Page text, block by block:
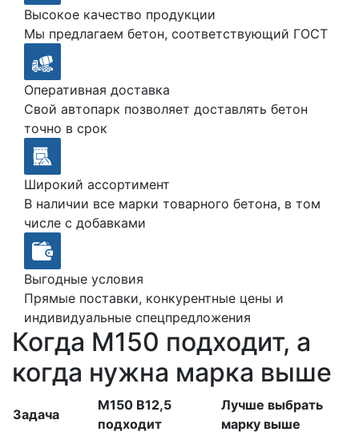
Высокое качество продукции
Мы предлагаем бетон, соответствующий ГОСТ
Оперативная доставка
Свой автопарк позволяет доставлять бетон
точно в срок
Широкий ассортимент
В наличии все марки товарного бетона, в том
числе с добавками
Выгодные условия
Прямые поставки, конкурентные цены и
индивидуальные спецпредложения
Когда М150 подходит, а
когда нужна марка выше
Задача
М150 В12,5
подходит
Лучше выбрать
марку выше